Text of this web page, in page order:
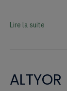
Lire la suite
ALTYOR